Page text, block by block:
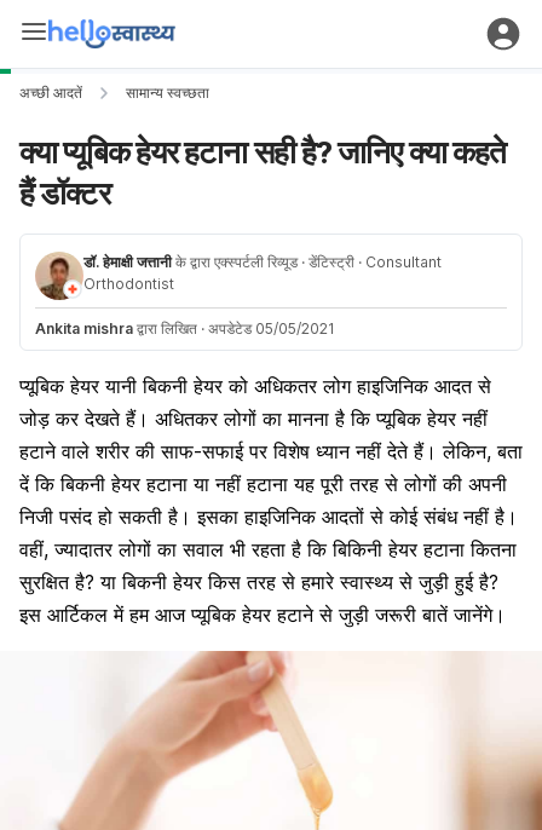
अच्छी आदतें सामान्य स्वच्छता
क्या प्यूबिक हेयर हटाना सही है? जानिए क्या कहते
हैं डॉक्टर
डॉ. हेमाक्षी जत्तानीके द्वारा एक्स्पर्टली रिव्यूड · डेंटिस्ट्री · Consultant
Orthodontist
Ankita mishra द्वारा लिखित · अपडेटेड 05/05/2021
प्यूबिकहेयरयानी बिकनीहेयरको अधिकतर लोग हाइजिनिक आदत से
जोड़ कर देखते हैं। अधितकर लोगों का मानना है कि प्यूबिक हेयर नहीं
हटाने वाले शरीर की साफ-सफाई पर विशेष ध्यान नहीं देते हैं। लेकिन, बता
दें कि बिकनी हेयर हटाना या नहीं हटाना यह पूरी तरह से लोगों की अपनी
निजी पसंद हो सकती है। इसका हाइजिनिक आदतों से कोई संबंध नहीं है।
वहीं, ज्यादातर लोगों का सवाल भी रहता है कि बिकिनी हेयर हटाना कितना
सुरक्षित है? या बिकनी हेयर किस तरह से हमारे स्वास्थ्य से जुड़ी हुई है?
इस आर्टिकल में हम आज प्यूबिक हेयर हटाने से जुड़ी जरूरी बातें जानेंगे।